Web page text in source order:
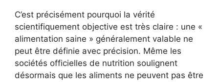
C’est précisément pourquoi la vérité
scientifiquement objective est très claire : une «
alimentation saine » généralement valable ne
peut être définie avec précision. Même les
sociétés officielles de nutrition soulignent
désormais que les aliments ne peuvent pas être